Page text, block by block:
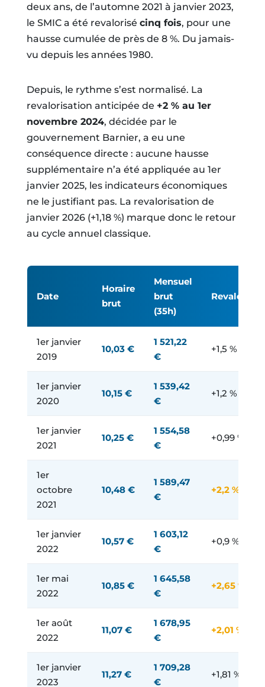
deux ans, de l’automne 2021 à janvier 2023,
le SMIC a été revalorisé cinq fois, pour une
hausse cumulée de près de 8 %. Du jamais-
vu depuis les années 1980.
Depuis, le rythme s’est normalisé. La
revalorisation anticipée de +2 % au 1er
novembre 2024, décidée par le
gouvernement Barnier, a eu une
conséquence directe : aucune hausse
supplémentaire n’a été appliquée au 1er
janvier 2025, les indicateurs économiques
ne le justifiant pas. La revalorisation de
janvier 2026 (+1,18 %) marque donc le retour
au cycle annuel classique.
Date
Horaire
brut
Mensuel
brut
(35h)
1er janvier
2019
10,03 €
1 521,22
€
+1,5 %
1er janvier
2020
10,15 €
1 539,42
€
+1,2 %
1er janvier
2021
10,25 €
1 554,58
€
+0,99 %
1er
octobre
2021
10,48 €
1 589,47
€
+2,2 % ⚡
1er janvier
2022
10,57 €
1 603,12
€
+0,9 %
1er mai
2022
10,85 €
1 645,58
€
+2,65 % ⚡
1er août
2022
11,07 €
1 678,95
€
+2,01 % ⚡
1er janvier
2023
11,27 €
1 709,28
€
+1,81 %